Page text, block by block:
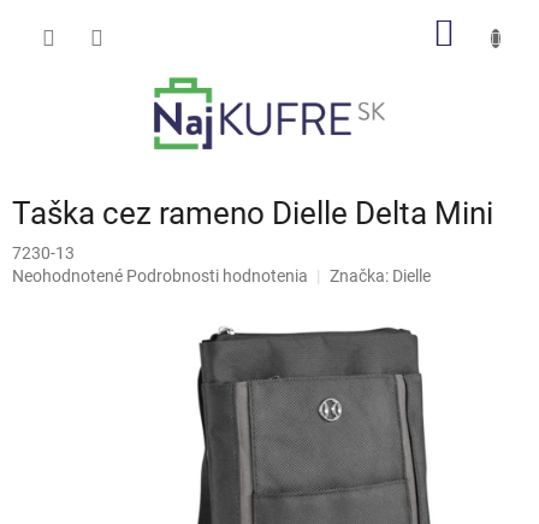
Taška cez rameno Dielle Delta Mini
7230-13
Priemerné
Neohodnotené Podrobnosti hodnotenia Značka: Dielle